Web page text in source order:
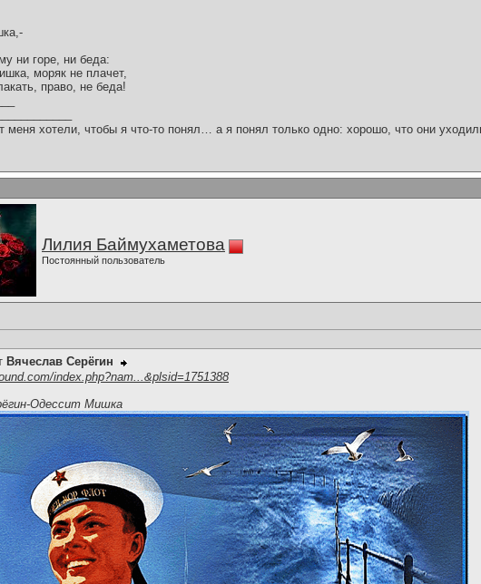
ни горе, ни беда:
моряк не плачет,
право, не беда!
меня хотели, чтобы я что-то понял… а я понял только одно: хорошо, что они
Лилия Баймухаметова
Постоянный пользователь
Вячеслав Серёгин
index.php?nam...&plsid=1751388
Одессит Мишка